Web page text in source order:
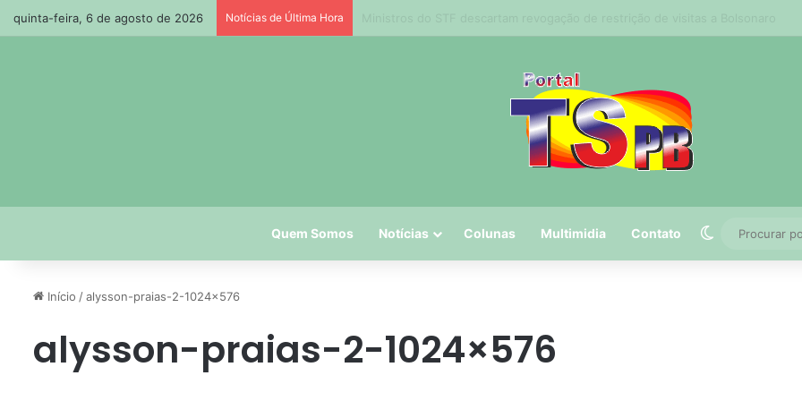
quinta-feira, 6 de agosto de 2026 Notícias de Última Hora
Quem Somos Notícias Colunas Multimidia Contato Switch skin
Início /alysson-praias-2-1024×576
alysson-praias-2-1024×576